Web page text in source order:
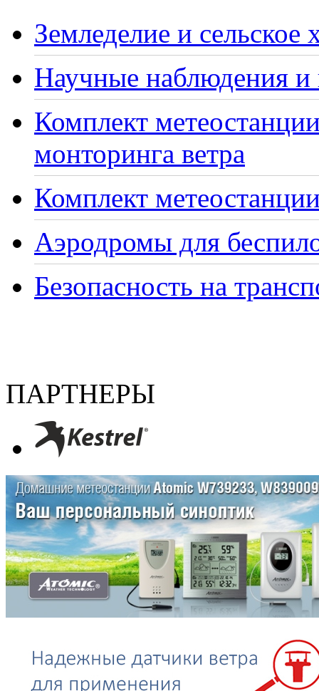
Земледелие и сельское
Научные наблюдения и
Комплект
монторинга ветра
Комплект
Аэродромы для
Безопасность на
ПАРТНЕРЫ